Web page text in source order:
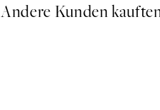
Andere Kunden